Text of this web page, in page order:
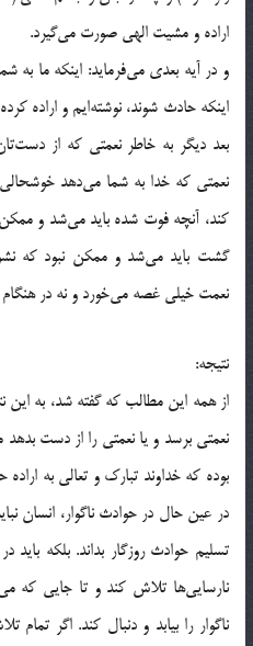
اراده و مشيت الهي صورت مي‌گيرد.
و در آيه بعدي مي‌فرمايد: اينكه ما به
اينكه حادث شوند، نوشته‌ايم و اراده
بعد ديگر به خاطر نعمتي كه از
نعمتي كه خدا به شما مي‌دهد خوشحالي
كند، آنچه فوت شده بايد مي‌شد و
گشت بايد مي‌شد و ممكن نبود كه
نعمت خيلي غصه مي‌خورد و نه در
نتيجه:
از همه اين مطالب كه گفته شد، به اين
نعمتي برسد و يا نعمتي را از دست
بوده كه خداوند تبارك و تعالي به
در عين حال در حوادث ناگوار، انسان
تسليم حوادث روزگار بداند. بلكه
نارسايي‌ها تلاش كند و تا جايي كه
ناگوار را بيابد و دنبال كند. اگر